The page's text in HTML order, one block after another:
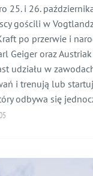
25. i 26.
gościli w
po przerwie i
Geiger oraz
udziału w
i trenują lub
odbywa się